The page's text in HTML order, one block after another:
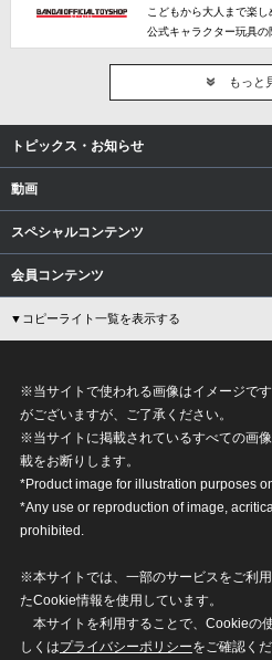
こどもから大人まで楽し
公式キャラクター玩具の
もっと
トピックス・お知らせ
動画
スペシャルコンテンツ
会員コンテンツ
▼コピーライト一覧を表示する
※当サイトで使われる画像はイメージで
がございますが、ご了承ください。
※当サイトに掲載されているすべての画
載をお断りします。
*Product image for illustration purposes
*Any use or reproduction of image,
prohibited.
※本サイトでは、一部のサービスをご利
たCookie情報を使用しています。
本サイトを利用することで、Cookieの
しくはプライバシーポリシーをご確認くだ